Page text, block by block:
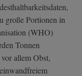
große Portionen in
(WHO)
Tonnen
allem Obst,